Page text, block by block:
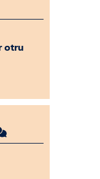
otru